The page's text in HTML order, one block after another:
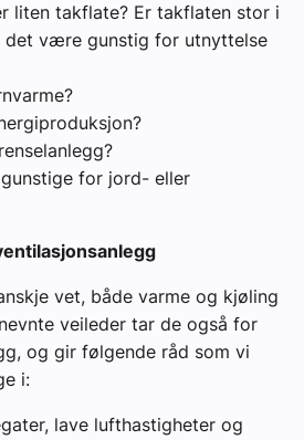
liten takflate? Er takflaten stor i
det være gunstig for utnyttelse
for jord- eller
vet, både varme og kjøling
veileder tar de også for
og gir følgende råd som vi
i:
lave lufthastigheter og